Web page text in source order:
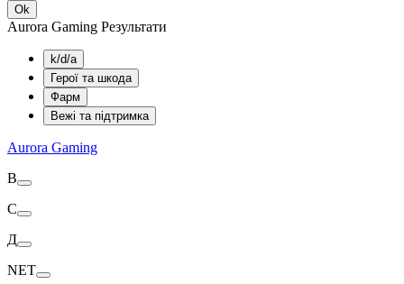
Ok
Aurora Gaming Результати
k/d/a
Герої та шкода
Фарм
Вежі та підтримка
Aurora Gaming
В
С
Д
NET